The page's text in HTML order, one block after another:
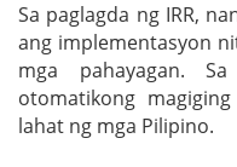
Sa paglagda ng IRR,
ang implementasyon
mga pahayagan.
otomatikong
lahat ng mga Pilipino.